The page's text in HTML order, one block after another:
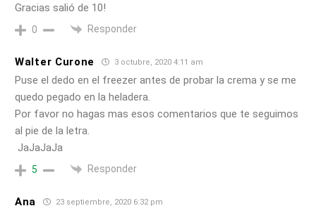
Gracias salió de 10!
0 Responder
Walter Curone 3 octubre, 2020 4:11 am
Puse el dedo en el freezer antes de probar la crema y se me
quedo pegado en la heladera.
Por favor no hagas mas esos comentarios que te seguimos
al pie de la letra.
JaJaJaJa
5 Responder
Ana 23 septiembre, 2020 6:32 pm